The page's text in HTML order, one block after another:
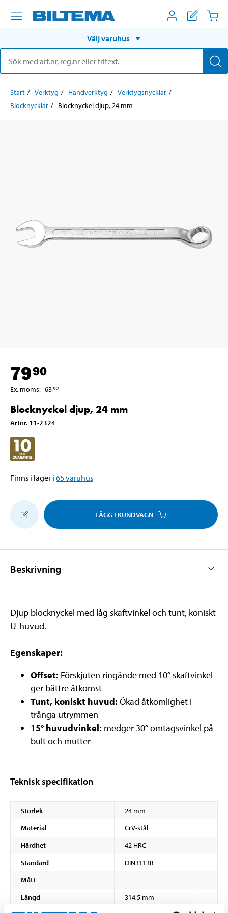
Välj varuhus
Start Verktyg Handverktyg
Verktygsnycklar
Blocknycklar
Blocknyckel djup, 24 mm
7990
Ex. moms: 6392
Blocknyckel djup, 24 mm
Artnr. 11-2324
Finns i lager i 65varuhus
LÄGG I KUNDVAGN
Beskrivning
Djup blocknyckel med låg skaftvinkel och tunt, koniskt
U-huvud.
Egenskaper:
Offset: Förskjuten ringände med 10° skaftvinkel
ger bättre åtkomst
Tunt, koniskt huvud: Ökad åtkomlighet i
trånga utrymmen
15° huvudvinkel: medger 30° omtagsvinkel på
bult och mutter
Teknisk specifikation
Storlek
24 mm
Material
CrV-stål
Hårdhet
42 HRC
Standard
DIN3113B
Mått
Längd
314,5 mm